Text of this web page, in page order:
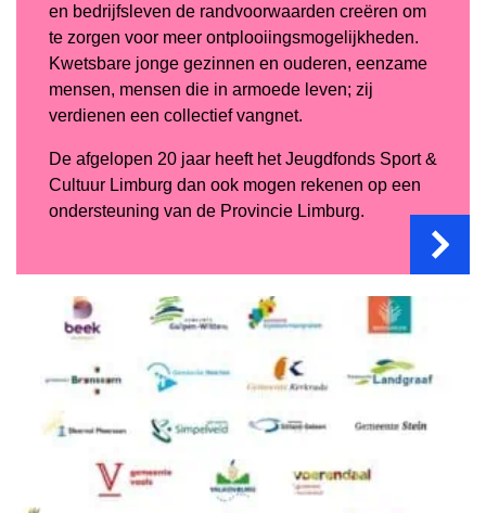
en bedrijfsleven de randvoorwaarden creëren om
te zorgen voor meer ontplooiingsmogelijkheden.
Kwetsbare jonge gezinnen en ouderen, eenzame
mensen, mensen die in armoede leven; zij
verdienen een collectief vangnet.
De afgelopen 20 jaar heeft het Jeugdfonds Sport &
Cultuur Limburg dan ook mogen rekenen op een
ondersteuning van de Provincie Limburg.